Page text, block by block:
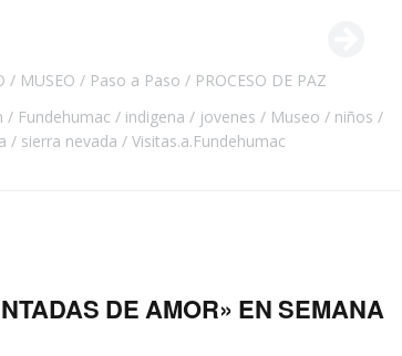
MUSEO Paso a Paso
PROCESO DE PAZ
Fundehumac indigena jovenes Museo
niños
sierra nevada Visitas.a.Fundehumac
DE AMOR» EN SEMANA